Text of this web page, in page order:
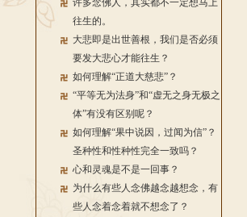
许多念佛人，其实都不一定想马上
往生的。
大悲即是出世善根，我们是否必须
要发大悲心才能往生？
如何理解“正道大慈悲”？
“平等无为法身”和“虚无之身无极之
体”有没有区别呢？
如何理解“果中说因，过闻为信”？
圣种性和性种性完全一致吗？
心和灵魂是不是一回事？
为什么有些人念佛越念越想念，有
些人念着念着就不想念了？